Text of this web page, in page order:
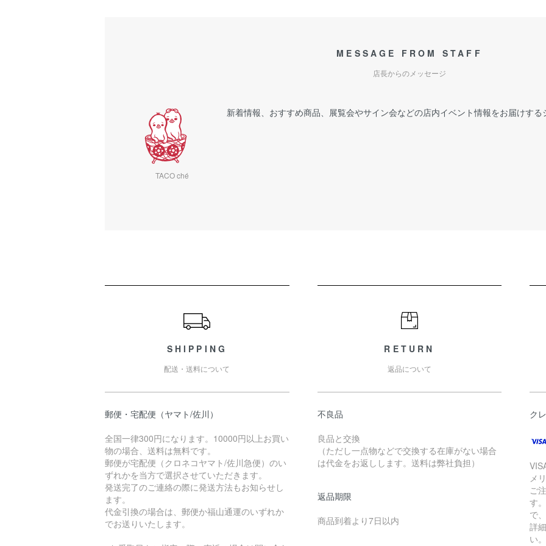
MESSAGE FROM STAFF
店長からのメッセージ
TACO ché
新着情報、おすすめ商品、展覧会やサイン会などの店内イベント情報をお届けする
SHIPPING
配送・送料について
郵便・宅配便（ヤマト/佐川）
全国一律300円になります。10000円以上お買い
物の場合、送料は無料です。
郵便が宅配便（クロネコヤマト/佐川急便）のい
ずれかを当方で選択させていただきます。
発送完了のご連絡の際に発送方法もお知らせし
ます。
代金引換の場合は、郵便か福山通運のいずれか
でお送りいたします。
RETURN
返品について
不良品
良品と交換
（ただし一点物などで交換する在庫がない場合
は代金をお返しします。送料は弊社負担）
返品期限
商品到着より7日以内
ク
メ
ご
す
で
詳
い。